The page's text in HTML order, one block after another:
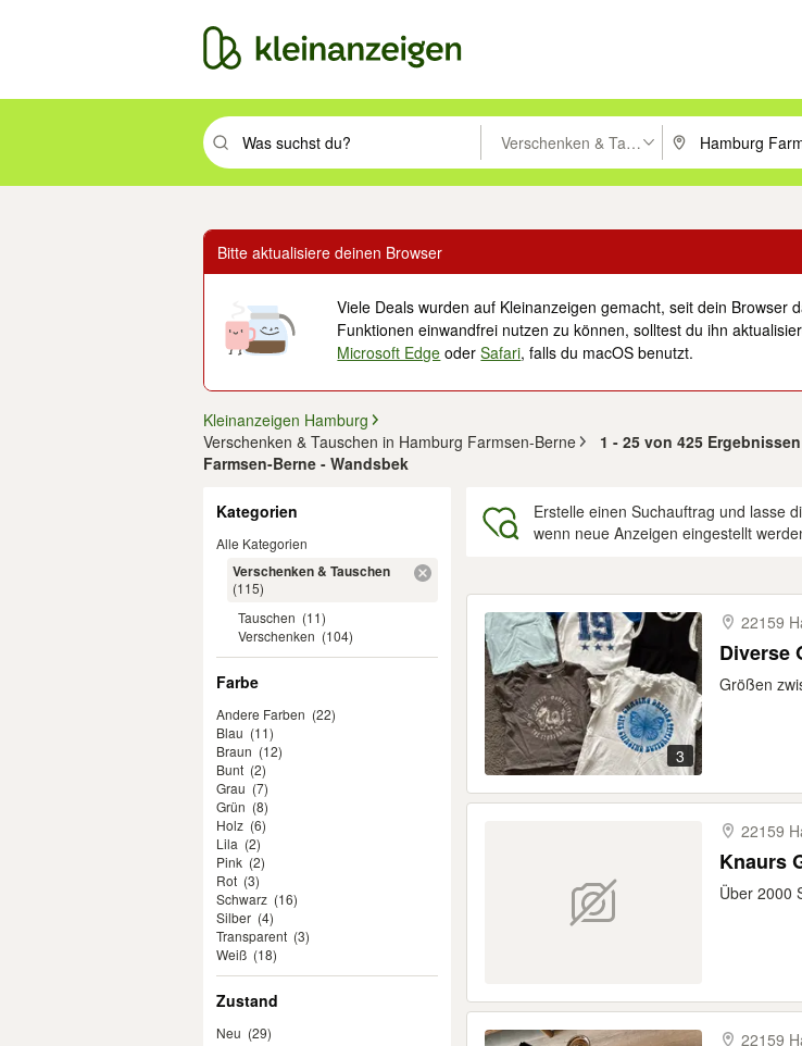
Suchbegriff eingeben. Eingabetaste drücken um zu suchen, oder Vorschläge mit den
Verschenken & TauschenPLZ oder Ort
Bitte aktualisiere deinen Browser
Viele Deals wurden auf Kleinanzeigen gemacht, seit dein Browser
Funktionen einwandfrei nutzen zu können, solltest du ihn
Microsoft Edge oderSafari, falls du macOS benutzt.
Kleinanzeigen Hamburg
Verschenken & Tauschen in Hamburg Farmsen-Berne
1 - 25 von 425
Farmsen-Berne - Wandsbek
Kategorien
Alle Kategorien
Verschenken & Tauschen
(115)
Tauschen (11)
Verschenken (104)
Farbe
Andere Farben (22)
Blau (11)
Braun (12)
Bunt (2)
Grau (7)
Grün (8)
Holz (6)
Lila (2)
Pink (2)
Rot (3)
Schwarz (16)
Silber (4)
Transparent (3)
Weiß (18)
Zustand
Neu (29)
Erstelle einen Suchauftrag und lasse
wenn neue Anzeigen eingestellt
3
22159
Diverse
Größen
22159
Knaurs
Über 2000
22159